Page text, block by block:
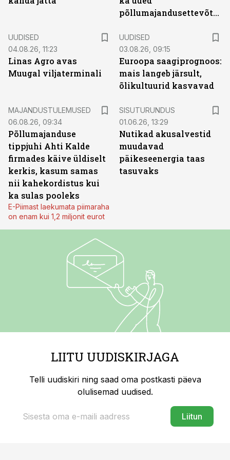
põllumajandusettevõtted
UUDISED
04.08.26, 11:23
Linas Agro avas
Muugal viljaterminali
UUDISED
03.08.26, 09:15
Euroopa saagiprognoos:
mais langeb järsult,
õlikultuurid kasvavad
MAJANDUSTULEMUSED
06.08.26, 09:34
Põllumajanduse
tippjuhi Ahti Kalde
firmades käive üldiselt
kerkis, kasum samas
nii kahekordistus kui
ka sulas pooleks
E-Piimast laekumata piimaraha
on enam kui 1,2 miljonit eurot
SISUTURUNDUS
01.06.26, 13:29
Nutikad akusalvestid
muudavad
päikeseenergia taas
tasuvaks
LIITU UUDISKIRJAGA
Telli uudiskiri ning saad oma postkasti päeva
olulisemad uudised.
Liitun